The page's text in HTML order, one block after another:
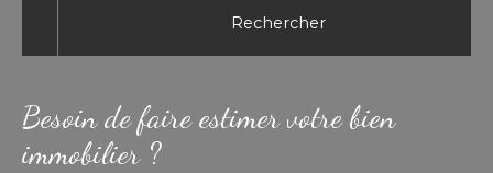
Rechercher
Besoin de faire estimer votre bien
immobilier ?